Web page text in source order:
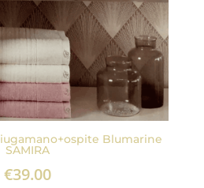
Blumarine
SAMIRA
€39.00